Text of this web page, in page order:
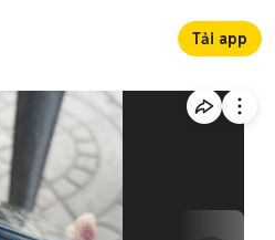
Tải app